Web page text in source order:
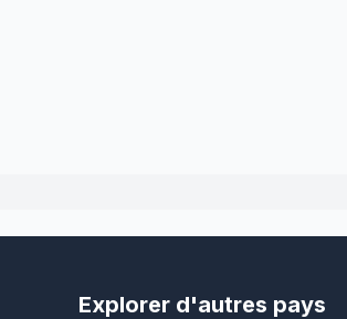
Explorer d'autres pays